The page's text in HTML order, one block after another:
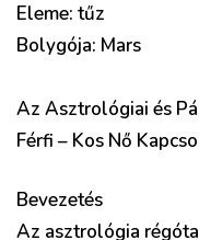
Eleme: tűz
Bolygója: Mars
Az Asztrológiai és
Férfi – Kos Nő
Bevezetés
Az asztrológia